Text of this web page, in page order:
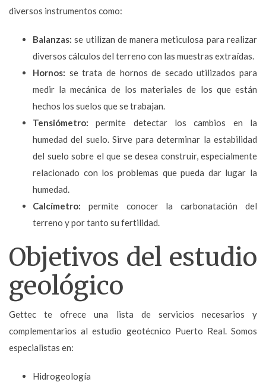
diversos instrumentos como:
Balanzas: se utilizan de manera meticulosa para realizar
diversos cálculos del terreno con las muestras extraídas.
Hornos: se trata de hornos de secado utilizados para
medir la mecánica de los materiales de los que están
hechos los suelos que se trabajan.
Tensiómetro: permite detectar los cambios en la
humedad del suelo. Sirve para determinar la estabilidad
del suelo sobre el que se desea construir, especialmente
relacionado con los problemas que pueda dar lugar la
humedad.
Calcímetro: permite conocer la carbonatación del
terreno y por tanto su fertilidad.
Objetivos del estudio
geológico
Gettec te ofrece una lista de servicios necesarios y
complementarios al estudio geotécnico Puerto Real. Somos
especialistas en:
Hidrogeología